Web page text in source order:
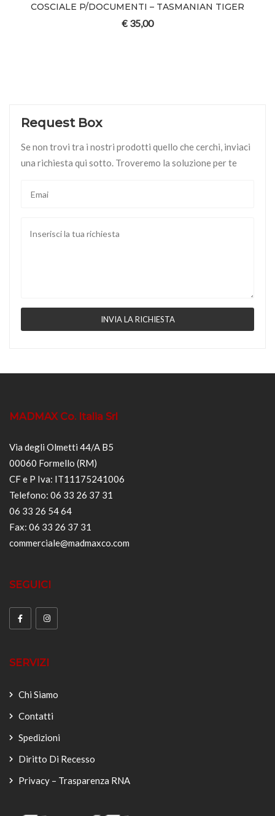
COSCIALE P/DOCUMENTI – TASMANIAN TIGER
€ 35,00
Request Box
Se non trovi tra i nostri prodotti quello che cerchi, inviaci
una richiesta qui sotto. Troveremo la soluzione per te
MADMAX Co. Italia Srl
Via degli Olmetti 44/A B5
00060 Formello (RM)
CF e P Iva: IT11175241006
Telefono: 06 33 26 37 31
06 33 26 54 64
Fax: 06 33 26 37 31
commerciale@madmaxco.com
SEGUICI
SERVIZI
Chi Siamo
Contatti
Spedizioni
Diritto Di Recesso
Privacy – Trasparenza RNA